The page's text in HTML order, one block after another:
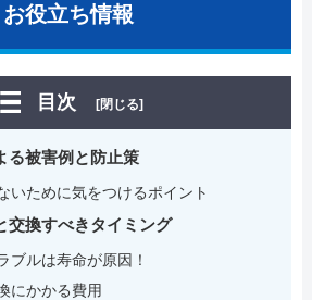
お役立ち情報
目次 [閉じる]
る被害例と防止策
いために気をつけるポイント
交換すべきタイミング
ブルは寿命が原因！
にかかる費用